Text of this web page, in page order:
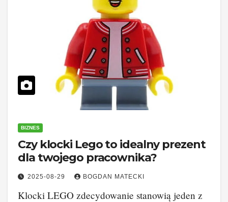
BIZNES
Czy klocki Lego to idealny prezent
dla twojego pracownika?
2025-08-29 BOGDAN MATECKI
Klocki LEGO zdecydowanie stanowią jeden z